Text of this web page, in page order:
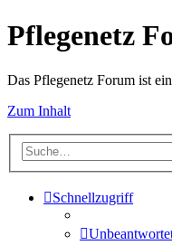
Pflegenetz
Das Pflegenetz Forum ist
Zum Inhalt
Schnellzugriff